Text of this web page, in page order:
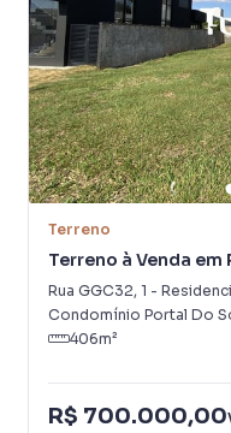
Terreno
Terreno à Venda
Clube
Rua GGC32, 1 -
Condomínio Portal Do
406m²
R$ 700.000,00